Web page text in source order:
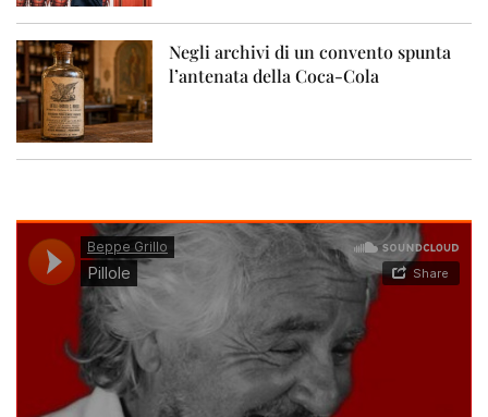
Negli archivi di un convento spunta
l’antenata della Coca-Cola